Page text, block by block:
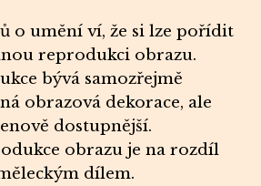
oumění ví, že si lze pořídit
reprodukci obrazu.
bývá samozřejmě
obrazová dekorace, ale
dostupnější.
obrazu je na rozdíl
dílem.